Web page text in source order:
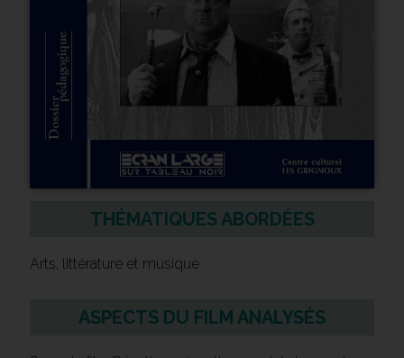
THÉMATIQUES ABORDÉES
Arts, littérature et musique
ASPECTS DU FILM ANALYSÉS